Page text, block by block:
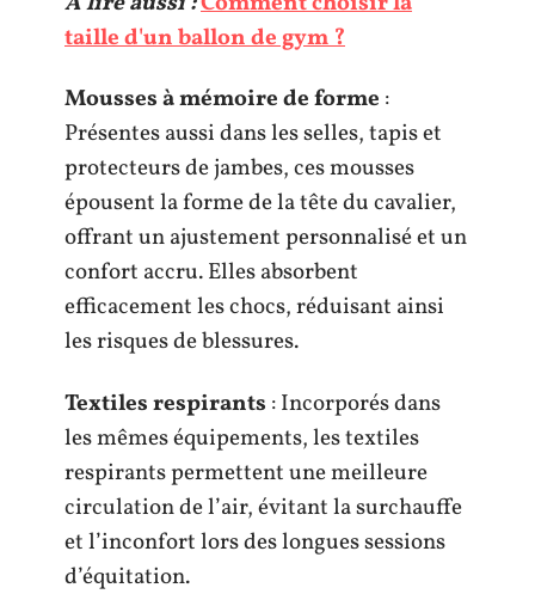
taille d'un ballon de gym ?
Mousses à mémoire de forme :
Présentes aussi dans les selles, tapis et
protecteurs de jambes, ces mousses
épousent la forme de la tête du cavalier,
offrant un ajustement personnalisé et un
confort accru. Elles absorbent
efficacement les chocs, réduisant ainsi
les risques de blessures.
Textiles respirants : Incorporés dans
les mêmes équipements, les textiles
respirants permettent une meilleure
circulation de l’air, évitant la surchauffe
et l’inconfort lors des longues sessions
d’équitation.